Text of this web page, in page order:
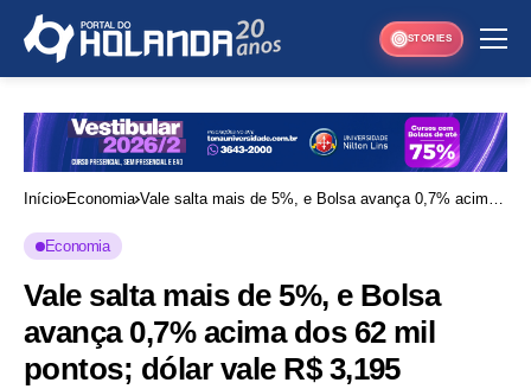
STORIES
Início Economia Vale salta mais de 5%, e Bolsa avança 0,7% acima
Economia
Vale salta mais de 5%, e Bolsa
avança 0,7% acima dos 62 mil
pontos; dólar vale R$ 3,195